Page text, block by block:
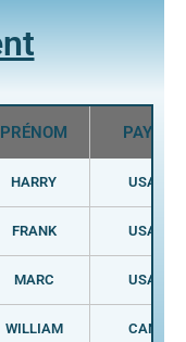
PRÉNOM PAYS
HARRY USA
FRANK USA
MARC USA
WILLIAM CAN